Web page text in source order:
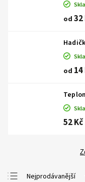
od 32
od 14
52 Kč
Nejprodávanější